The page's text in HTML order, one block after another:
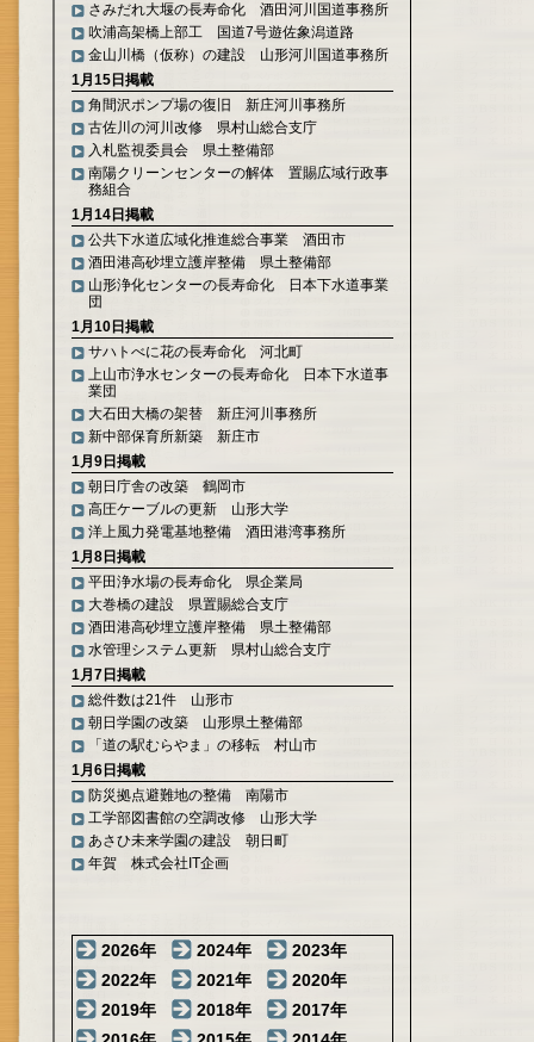
さみだれ大堰の長寿命化 酒田河川国道事務所
吹浦高架橋上部工 国道7号遊佐象潟道路
金山川橋（仮称）の建設 山形河川国道事務所
1月15日掲載
角間沢ポンプ場の復旧 新庄河川事務所
古佐川の河川改修 県村山総合支庁
入札監視委員会 県土整備部
南陽クリーンセンターの解体 置賜広域行政事
務組合
1月14日掲載
公共下水道広域化推進総合事業 酒田市
酒田港高砂埋立護岸整備 県土整備部
山形浄化センターの長寿命化 日本下水道事業
団
1月10日掲載
サハトべに花の長寿命化 河北町
上山市浄水センターの長寿命化 日本下水道事
業団
大石田大橋の架替 新庄河川事務所
新中部保育所新築 新庄市
1月9日掲載
朝日庁舎の改築 鶴岡市
高圧ケーブルの更新 山形大学
洋上風力発電基地整備 酒田港湾事務所
1月8日掲載
平田浄水場の長寿命化 県企業局
大巻橋の建設 県置賜総合支庁
酒田港高砂埋立護岸整備 県土整備部
水管理システム更新 県村山総合支庁
1月7日掲載
総件数は21件 山形市
朝日学園の改築 山形県土整備部
「道の駅むらやま」の移転 村山市
1月6日掲載
防災拠点避難地の整備 南陽市
工学部図書館の空調改修 山形大学
あさひ未来学園の建設 朝日町
年賀 株式会社IT企画
2026年 2024年
2023年
2022年
2021年
2020年
2019年
2018年
2017年